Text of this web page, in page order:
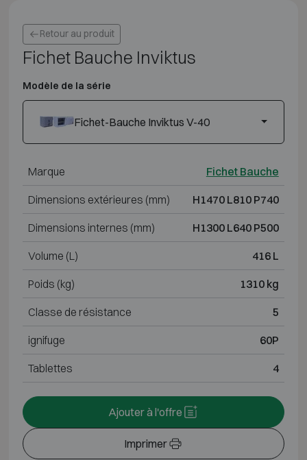
Retour au produit
Fichet Bauche Inviktus
Modèle de la série
Fichet-Bauche Inviktus V-40
Marque Fichet Bauche
Dimensions extérieures (mm) H1470 L810 P740
Dimensions internes (mm) H1300 L640 P500
Volume (L) 416 L
Poids (kg) 1310 kg
Classe de résistance 5
ignifuge 60P
Tablettes 4
Imprimer
Ajouter à l'offre